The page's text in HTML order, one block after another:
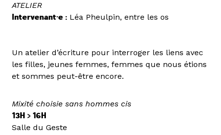
ATELIER
Intervenant·e : Léa Pheulpin, entre les os
Un atelier d’écriture pour interroger les liens avec
les filles, jeunes femmes, femmes que nous étions
et sommes peut-être encore.
Mixité choisie sans hommes cis
13H > 16H
Salle du Geste